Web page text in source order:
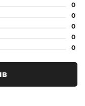
0
0
0
0
0